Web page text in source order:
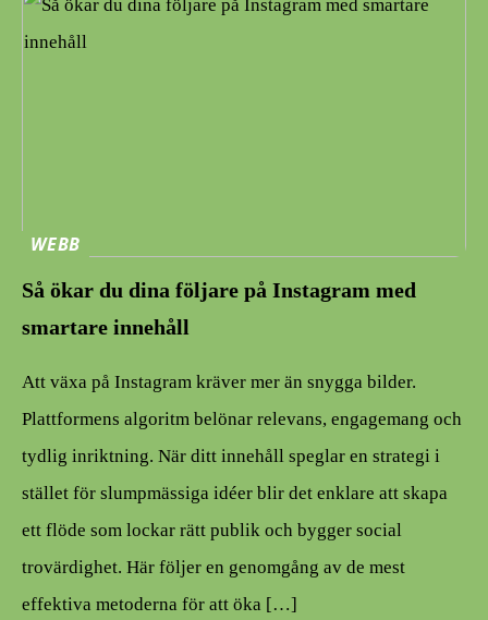
WEBB
Så ökar du dina följare på Instagram med
smartare innehåll
Att växa på Instagram kräver mer än snygga bilder.
Plattformens algoritm belönar relevans, engagemang och
tydlig inriktning. När ditt innehåll speglar en strategi i
stället för slumpmässiga idéer blir det enklare att skapa
ett flöde som lockar rätt publik och bygger social
trovärdighet. Här följer en genomgång av de mest
effektiva metoderna för att öka […]